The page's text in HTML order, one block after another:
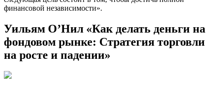
финансовой независимости».
Уильям О’Нил «Как делать деньги на
фондовом рынке: Стратегия торговли
на росте и падении»